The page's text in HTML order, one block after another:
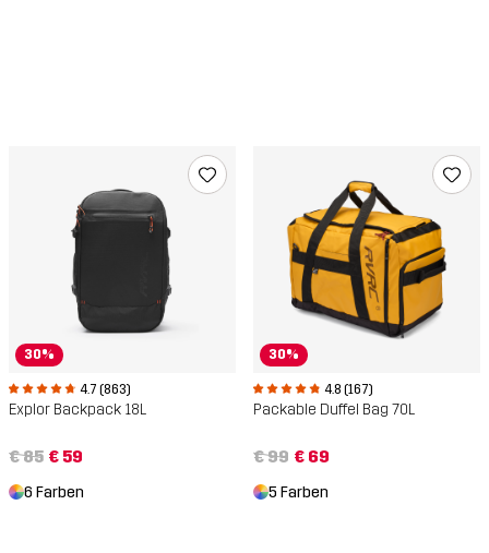
30%
4.7 (863)
Explor Backpack 18L
€ 85 € 59
6 Farben
30%
4.8 (167)
Packable Duffel Bag 70L
€ 99 € 69
5 Farben